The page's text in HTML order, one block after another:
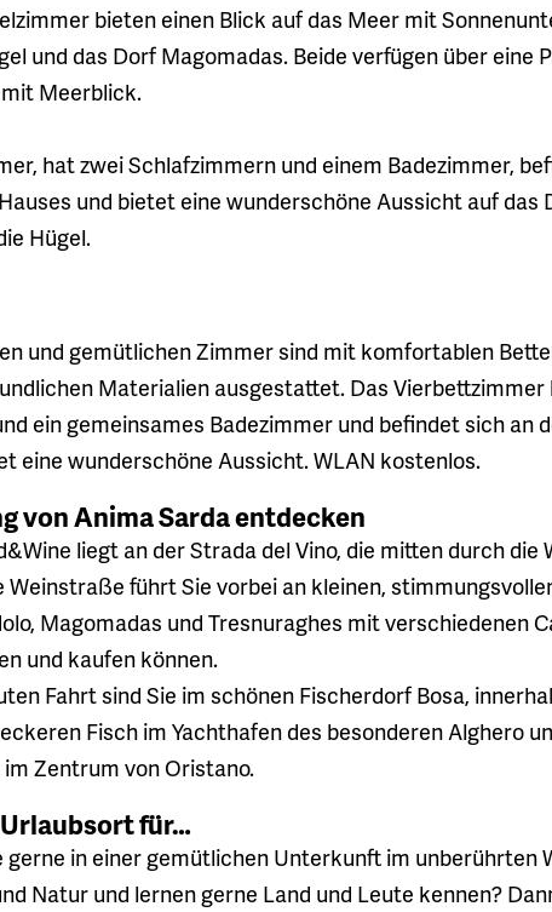
bieten einen Blick auf das Meer mit
und das Dorf Magomadas. Beide verfügen über eine
Meerblick.
hat zwei Schlafzimmern und einem Badezimmer,
und bietet eine wunderschöne Aussicht auf das
Hügel.
und gemütlichen Zimmer sind mit komfortablen
Materialien ausgestattet. Das Vierbettzimmer
ein gemeinsames Badezimmer und befindet sich an
eine wunderschöne Aussicht. WLAN kostenlos.
von Anima Sarda entdecken
liegt an der Strada del Vino, die mitten durch die
Weinstraße führt Sie vorbei an kleinen,
Magomadas und Tresnuraghes mit verschiedenen
und kaufen können.
Fahrt sind Sie im schönen Fischerdorf Bosa,
Fisch im Yachthafen des besonderen Alghero
Zentrum von Oristano.
für…
gerne in einer gemütlichen Unterkunft im unberührten
Natur und lernen gerne Land und Leute kennen?